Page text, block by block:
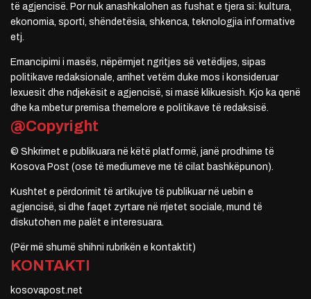
të agjencisë. Por nuk anashkalohen as fushat e tjera si: kultura,
ekonomia, sporti, shëndetësia, shkenca, teknologjia informative
etj.
Emancipimi i masës, nëpërmjet ngritjes së vetëdijes, sipas
politikave redaksionale, arrihet vetëm duke mos i konsideruar
lexuesit dhe ndjekësit e agjencisë, si masë klikuesish. Kjo ka qenë
dhe ka mbetur premisa themelore e politikave të redaksisë.
@Copyright
© Shkrimet e publikuara në këtë platformë, janë prodhime të
Kosova Post (ose të mediumeve me të cilat bashkëpunon).
Kushtet e përdorimit të artikujve të publikuar në uebin e
agjencisë, si dhe faqet zyrtare në rrjetet sociale, mund të
diskutohen me palët e interesuara.
(Për më shumë shihni rubrikën e kontaktit)
KONTAKTI
kosovapost.net